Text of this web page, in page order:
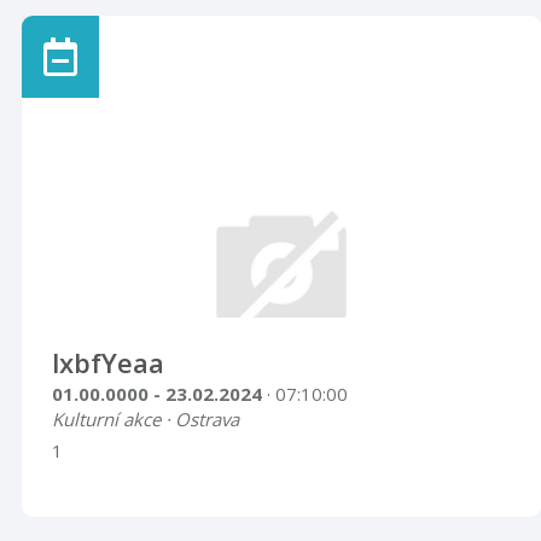
lxbfYeaa
01.00.0000 - 23.02.2024 · 07:10:00
Kulturní akce · Ostrava
1